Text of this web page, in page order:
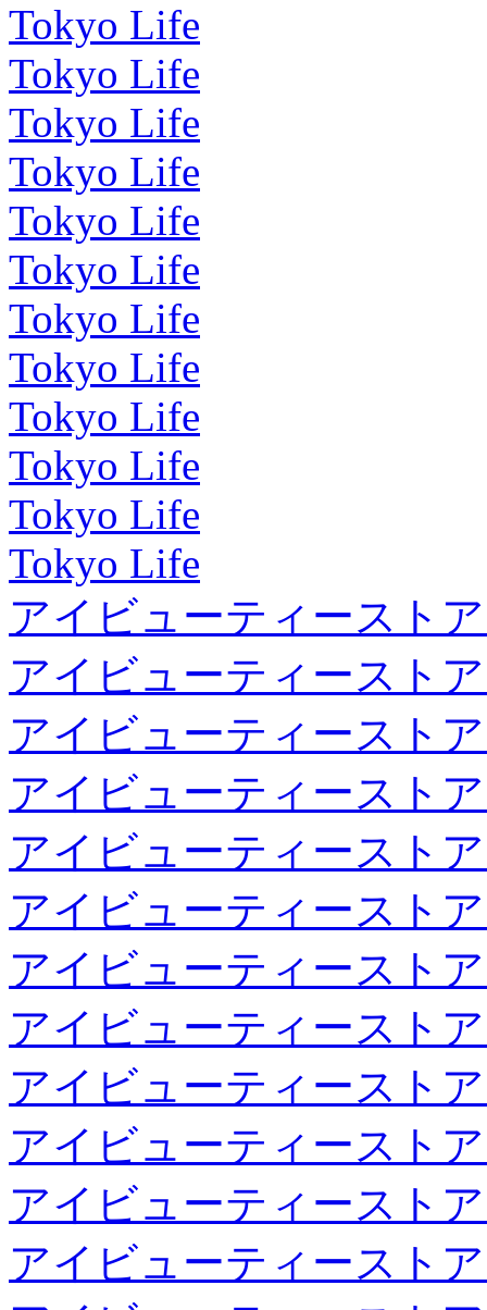
Tokyo Life
Tokyo Life
Tokyo Life
Tokyo Life
Tokyo Life
Tokyo Life
Tokyo Life
Tokyo Life
Tokyo Life
Tokyo Life
Tokyo Life
Tokyo Life
アイビューティースト
アイビューティースト
アイビューティースト
アイビューティースト
アイビューティースト
アイビューティースト
アイビューティースト
アイビューティースト
アイビューティースト
アイビューティースト
アイビューティースト
アイビューティースト